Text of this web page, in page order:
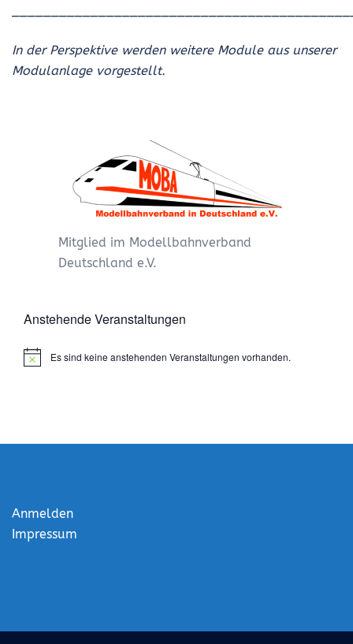
In der Perspektive werden weitere Module aus unserer
Modulanlage vorgestellt.
Mitglied im Modellbahnverband
Deutschland e.V.
Anstehende Veranstaltungen
Es sind keine anstehenden Veranstaltungen vorhanden.
Anmelden
Impressum